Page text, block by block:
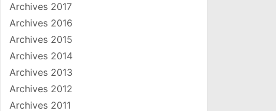
Archives 2017
Archives 2016
Archives 2015
Archives 2014
Archives 2013
Archives 2012
Archives 2011